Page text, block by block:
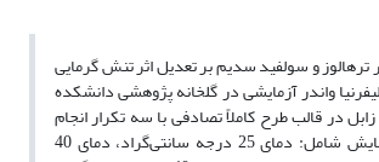
ترهالوز و سولفید سدیم بر تعدیل اثر تنش گرمایی
واندر آزمایشی در گلخانه پژوهشی دانشکده
در قالب طرح کاملاً تصادفی با سه تکرار انجام
شد. تیمارهای آزمایش شامل: دمای 25 درجه سانتی‌گراد، دمای 40